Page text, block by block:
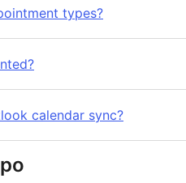
types?
calendar sync?